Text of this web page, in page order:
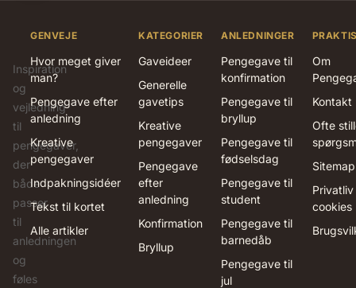
Inspiration
og
vejledning
til
pengegaver,
der
både
passer
til
anledningen
og
føles
GENVEJE
Hvor meget giver
man?
Pengegave efter
anledning
Kreative
pengegaver
Indpakningsidéer
Tekst til kortet
Alle artikler
KATEGORIER
Gaveideer
Generelle
gavetips
Kreative
pengegaver
Pengegave
efter
anledning
Konfirmation
Bryllup
ANLEDNINGER
Pengegave til
konfirmation
Pengegave til
bryllup
Pengegave til
fødselsdag
Pengegave til
student
Pengegave til
barnedåb
Pengegave til
jul
Om
Kontakt
Ofte
Sitemap
cookies